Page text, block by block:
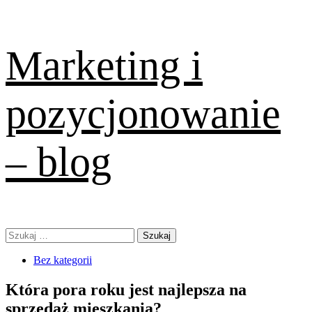
to
content
Marketing i
pozycjonowanie
– blog
Primary
Menu
Szukaj:
Bez kategorii
Która pora roku jest najlepsza na